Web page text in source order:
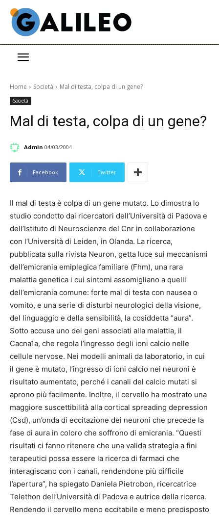
Home Società Mal di testa, colpa di un gene?
Società
Mal di testa, colpa di un gene?
Admin 04/03/2004
Facebook Twitter
Il mal di testa è colpa di un gene mutato. Lo dimostra lo
studio condotto dai ricercatori dell’Università di Padova e
dell’Istituto di Neuroscienze del Cnr in collaborazione
con l’Università di Leiden, in Olanda. La ricerca,
pubblicata sulla rivista Neuron, getta luce sui meccanismi
dell’emicrania emiplegica familiare (Fhm), una rara
malattia genetica i cui sintomi assomigliano a quelli
dell’emicrania comune: forte mal di testa con nausea o
vomito, e una serie di disturbi neurologici della visione,
del linguaggio e della sensibilità, la cosiddetta “aura”.
Sotto accusa uno dei geni associati alla malattia, il
Cacna1a, che regola l’ingresso degli ioni calcio nelle
cellule nervose. Nei modelli animali da laboratorio, in cui
il gene è mutato, l’ingresso di ioni calcio nei neuroni è
risultato aumentato, perché i canali del calcio mutati si
aprono più facilmente. Inoltre, il cervello ha mostrato una
maggiore suscettibilità alla cortical spreading depression
(Csd), un’onda di eccitazione dei neuroni che precede la
fase di aura in coloro che soffrono di emicrania. “Questi
risultati ci fanno ritenere che una valida strategia a fini
terapeutici possa essere la ricerca di farmaci che
interagiscano con i canali, rendendone più difficile
l’apertura”, ha spiegato Daniela Pietrobon, ricercatrice
Telethon dell’Università di Padova e autrice della ricerca.
Rendendo il cervello meno eccitabile e meno predisposto